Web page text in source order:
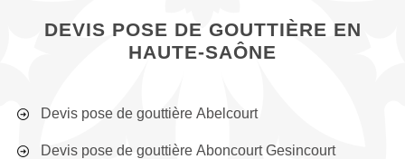
DEVIS POSE DE GOUTTIÈRE EN
HAUTE-SAÔNE
Devis pose de gouttière Abelcourt
Devis pose de gouttière Aboncourt Gesincourt